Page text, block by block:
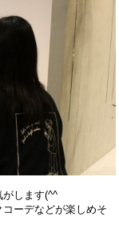
します(^^
ーデなどが楽しめそ